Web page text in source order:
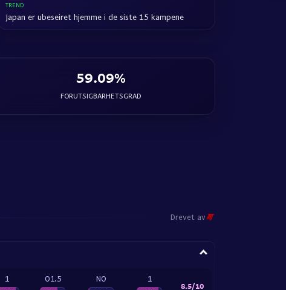
TREND
Japan er ubeseiret hjemme i de siste 15 kampene
59.09%
FORUTSIGBARHETSGRAD
Drevet av
1 O1.5 NO 1
8.5/10